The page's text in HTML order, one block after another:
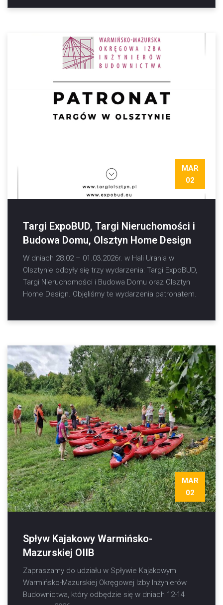
Targi ExpoBUD, Targi Nieruchomości i
Budowa Domu, Olsztyn Home Design
MAR
02
W dniach 28.02 – 01.03.2026r. w Hali Urania w
Olsztynie odbyły się trzy wydarzenia: Targi ExpoBUD,
Targi Nieruchomości i Budowa Domu oraz Olsztyn
Home Design. Objęliśmy te wydarzenia patronatem.
Spływ Kajakowy Warmińsko-
Mazurskiej OIIB
MAR
02
Zapraszamy do udziału w Spływie Kajakowym
Warmińsko-Mazurskiej Okręgowej Izby Inżynierów
Budownictwa, który odbędzie się w dniach 12-14